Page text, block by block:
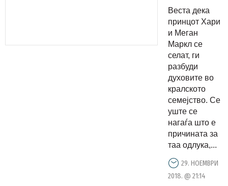
лошите
односи на
Кејт и
Меган од
џебот на
ќе
извадат
пет
милиони
фунти
Веста дека
принцот Хари
и Меган
Маркл се
селат, ги
разбуди
духовите во
кралското
семејство. Се
уште се
нагаѓа што е
причината за
таа одлука,...
29. НОЕМВРИ
2018. @ 21:14